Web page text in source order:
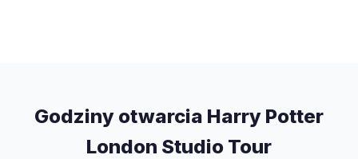
Godziny otwarcia Harry Potter
London Studio Tour